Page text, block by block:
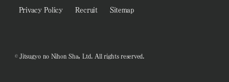
Privacy Policy Recruit Sitemap
© Jitsugyo no Nihon Sha, Ltd. All rights reserved.